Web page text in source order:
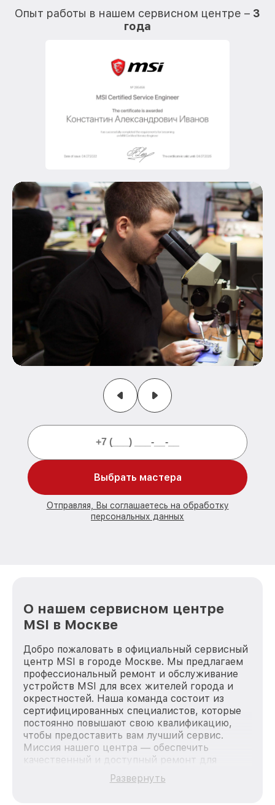
Опыт работы в нашем сервисном центре – 3
года
Выбрать мастера
Отправляя, Вы соглашаетесь на обработку
персональных данных
О нашем сервисном центре
MSI в Москве
Добро пожаловать в официальный сервисный
центр MSI в городе Москве. Мы предлагаем
профессиональный ремонт и обслуживание
устройств MSI для всех жителей города и
окрестностей. Наша команда состоит из
сертифицированных специалистов, которые
постоянно повышают свою квалификацию,
чтобы предоставить вам лучший сервис.
Миссия нашего центра — обеспечить
качественный и доступный ремонт для
каждого пользователя продукции MSI, вне
зависимости от сложности поломки. Мы
Развернуть